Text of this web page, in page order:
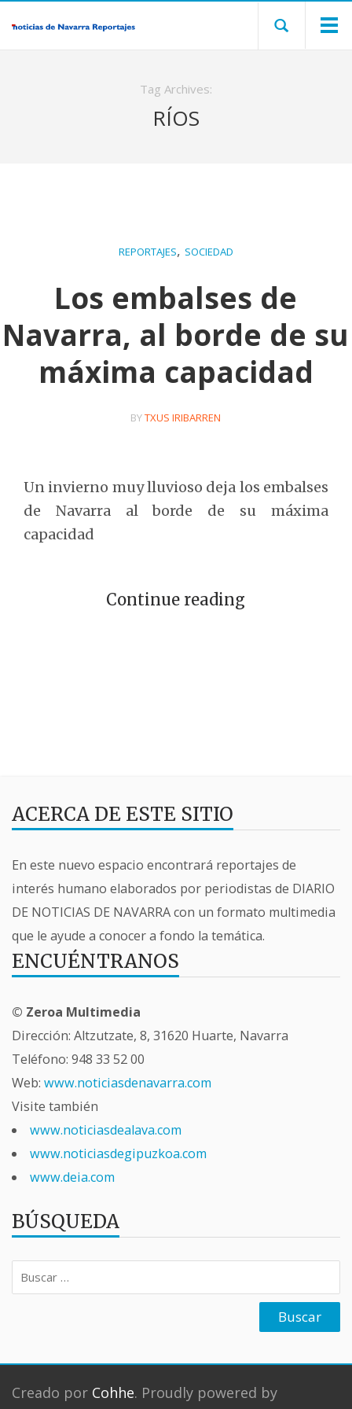
Tag Archives:
RÍOS
REPORTAJES, SOCIEDAD
Los embalses de
Navarra, al borde de su
máxima capacidad
BYTXUS IRIBARREN
Un invierno muy lluvioso deja los embalses
de Navarra al borde de su máxima
capacidad
Continue reading
ACERCA DE ESTE SITIO
En este nuevo espacio encontrará reportajes de
interés humano elaborados por periodistas de DIARIO
DE NOTICIAS DE NAVARRA con un formato multimedia
que le ayude a conocer a fondo la temática.
ENCUÉNTRANOS
© Zeroa Multimedia
Dirección: Altzutzate, 8, 31620 Huarte, Navarra
Teléfono: 948 33 52 00
Web: www.noticiasdenavarra.com
Visite también
www.noticiasdealava.com
www.noticiasdegipuzkoa.com
www.deia.com
BÚSQUEDA
Buscar:
Creado por Cohhe. Proudly powered by